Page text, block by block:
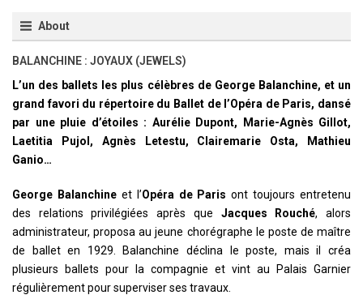
About
BALANCHINE : JOYAUX (JEWELS)
L’un des ballets les plus célèbres de George Balanchine, et un
grand favori du répertoire du Ballet de l’Opéra de Paris, dansé
par une pluie d’étoiles : Aurélie Dupont, Marie-Agnès Gillot,
Laetitia Pujol, Agnès Letestu, Clairemarie Osta, Mathieu
Ganio…
George Balanchineet l’Opéra de Paris ont toujours entretenu
des relations privilégiées après que Jacques Rouché, alors
administrateur, proposa au jeune chorégraphe le poste de maître
de ballet en 1929. Balanchine déclina le poste, mais il créa
plusieurs ballets pour la compagnie et vint au Palais Garnier
régulièrement pour superviser ses travaux.